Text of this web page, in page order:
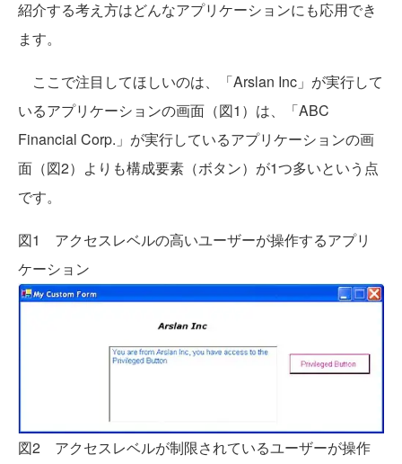
紹介する考え方はどんなアプリケーションにも応用でき
ます。
ここで注目してほしいのは、「Arslan Inc」が実行して
いるアプリケーションの画面（図1）は、「ABC
Financial Corp.」が実行しているアプリケーションの画
面（図2）よりも構成要素（ボタン）が1つ多いという点
です。
図1 アクセスレベルの高いユーザーが操作するアプリ
ケーション
図2 アクセスレベルが制限されているユーザーが操作